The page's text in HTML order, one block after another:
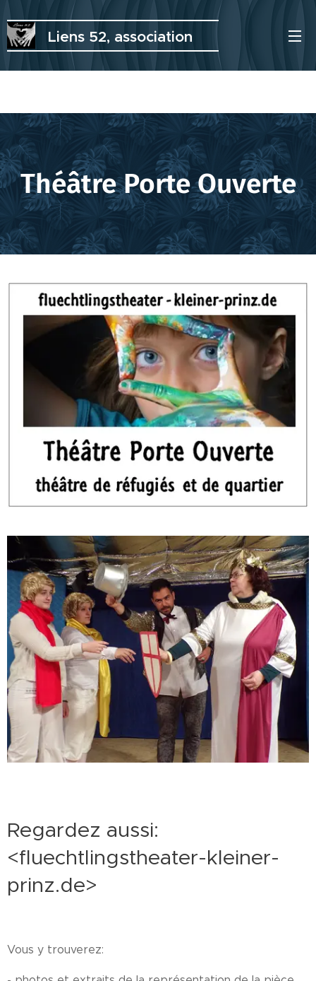
Liens 52, association
pour réfugiés
Théâtre Porte Ouverte
Regardez aussi:
<fluechtlingstheater-kleiner-
prinz.de>
Vous y trouverez: